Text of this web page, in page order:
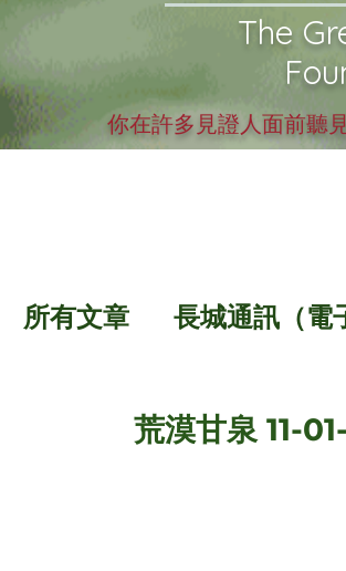
​The
你在許多見證人面前聽
所有文章 長城通訊（電
荒漠甘泉 11-